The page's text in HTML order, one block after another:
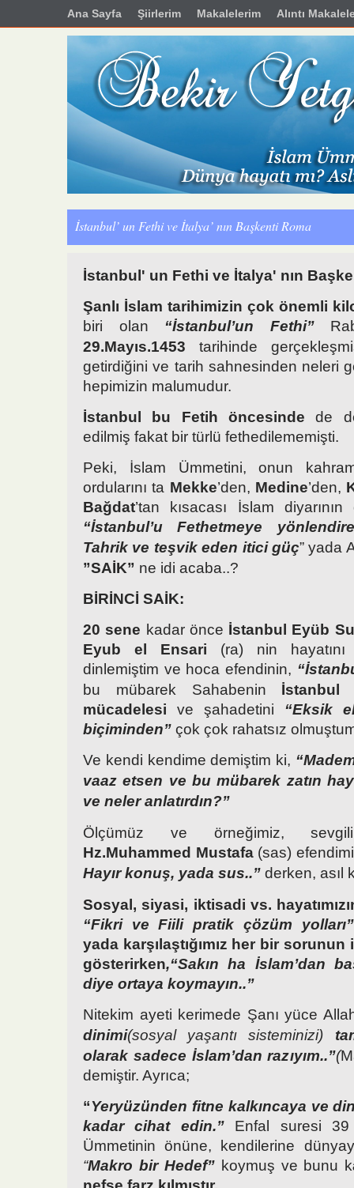
Ana Sayfa Şiirlerim Makalelerim Alıntı
İstanbul’ un Fethi ve İtalya’ nın Başkenti Roma
İstanbul' un Fethi ve İtalya' nın
Şanlı İslam tarihimizin çok önemli
biri olan “İstanbul’un Fethi”
29.Mayıs.1453 tarihinde
getirdiğini ve tarih sahnesinden neleri
hepimizin malumudur.
İstanbul bu Fetih öncesinde de
edilmiş fakat bir türlü fethedilememişti.
Peki, İslam Ümmetini, onun
ordularını ta Mekke’den, Medine’den,
Bağdat’tan kısacası İslam
“İstanbul’u Fethetmeye
Tahrik ve teşvik eden itici güç” yada
”SAİK” ne idi acaba..?
BİRİNCİ SAİK:
20 sene kadar önce İstanbul Eyüb
Eyub el Ensari (ra) nin
dinlemiştim ve hoca efendinin,
bu mübarek Sahabenin İstanbul
mücadelesi ve şahadetini “Eksik
biçiminden” çok çok rahatsız
Ve kendi kendime demiştim ki,
vaaz etsen ve bu mübarek zatın
ve neler anlatırdın?”
Ölçümüz ve örneğimiz, sevgili
Hz.Muhammed Mustafa(sas)
Hayır konuş, yada sus..” derken, asıl
Sosyal, siyasi, iktisadi vs.
“Fikri ve Fiili pratik çözüm yolları”
yada karşılaştığımız her bir
gösterirken,“Sakın ha İslam’dan
diye ortaya koymayın..”
Nitekim ayeti kerimede Şanı yüce
dinimi(sosyal yaşantı sisteminizi)
olarak sadece İslam’dan razıyım..”(
demiştir. Ayrıca;
“Yeryüzünden fitne kalkıncaya ve
kadar cihat edin.” Enfal suresi
Ümmetinin önüne, kendilerine
“Makro bir Hedef”koymuş ve bunu k